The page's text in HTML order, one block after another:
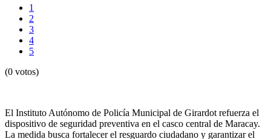
1
2
3
4
5
(0 votos)
El Instituto Autónomo de Policía Municipal de Girardot refuerza el
dispositivo de seguridad preventiva en el casco central de Maracay.
La medida busca fortalecer el resguardo ciudadano y garantizar el